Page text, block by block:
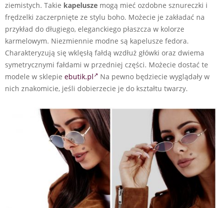
ziemistych. Takie kapelusze mogą mieć ozdobne sznureczki i
frędzelki zaczerpnięte ze stylu boho. Możecie je zakładać na
przykład do długiego, eleganckiego płaszcza w kolorze
karmelowym. Niezmiennie modne są kapelusze fedora.
Charakteryzują się wklęsłą fałdą wzdłuż główki oraz dwiema
symetrycznymi fałdami w przedniej części. Możecie dostać te
modele w sklepie ebutik.pl
Na pewno będziecie wyglądały w
nich znakomicie, jeśli dobierzecie je do kształtu twarzy.